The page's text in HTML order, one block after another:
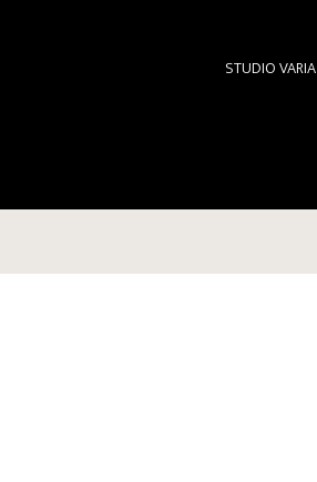
STUDIO VARIA